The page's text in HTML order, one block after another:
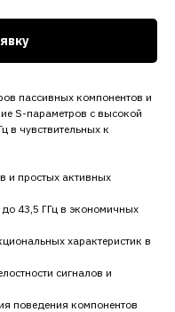
пассивных компонентов и
S-параметров с высокой
в чувствительных к
и простых активных
43,5 ГГц в экономичных
характеристик в
сигналов и
поведения компонентов